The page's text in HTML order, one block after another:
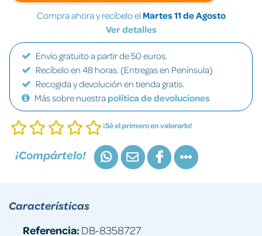
Compra ahora y recíbelo el Martes 11 de Agosto
Ver detalles
Envío gratuito a partir de 50 euros.
Recíbelo en 48 horas. (Entregas en Península)
Recogida y devolución en tienda gratis.
Más sobre nuestra política de devoluciones
¡Sé el primero en valorarlo!
¡Compártelo!
Características
Referencia: DB-8358727